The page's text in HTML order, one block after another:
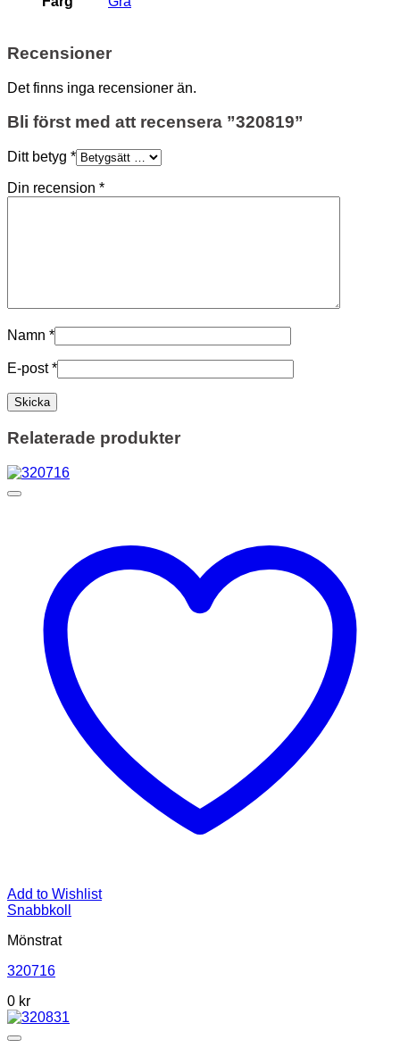
Recensioner
Det finns inga recensioner än.
Bli först med att recensera ”320819”
Ditt betyg *
Din recension *
Namn *
E-post*
Relaterade produkter
Add to Wishlist
Snabbkoll
Mönstrat
320716
0 kr